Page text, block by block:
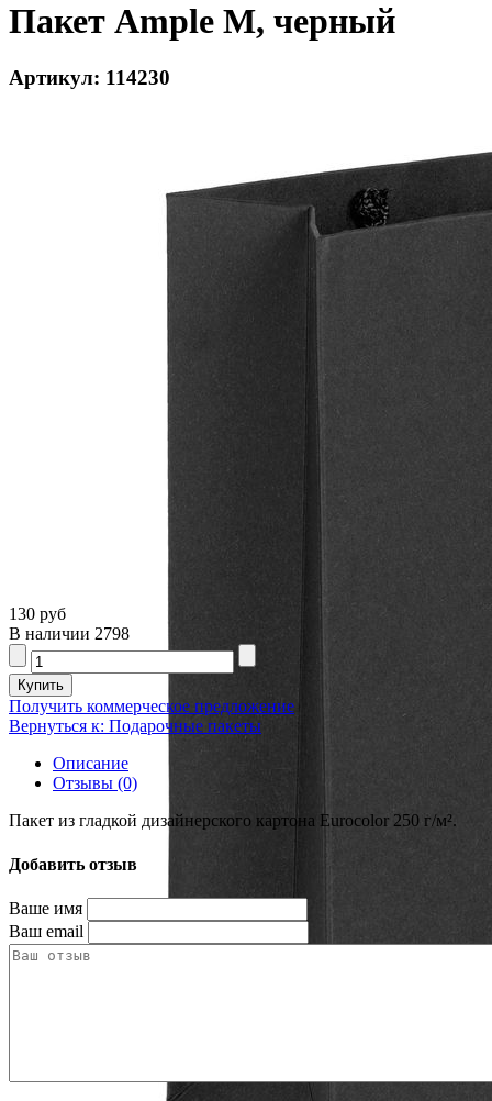
Пакет Ample M, черный
Артикул: 114230
130 руб
В наличии 2798
Получить коммерческое предложение
Вернуться к: Подарочные пакеты
Описание
Отзывы (0)
Пакет из гладкой дизайнерского картона Eurocolor 250 г/м².
Добавить отзыв
Ваше имя
Ваш email